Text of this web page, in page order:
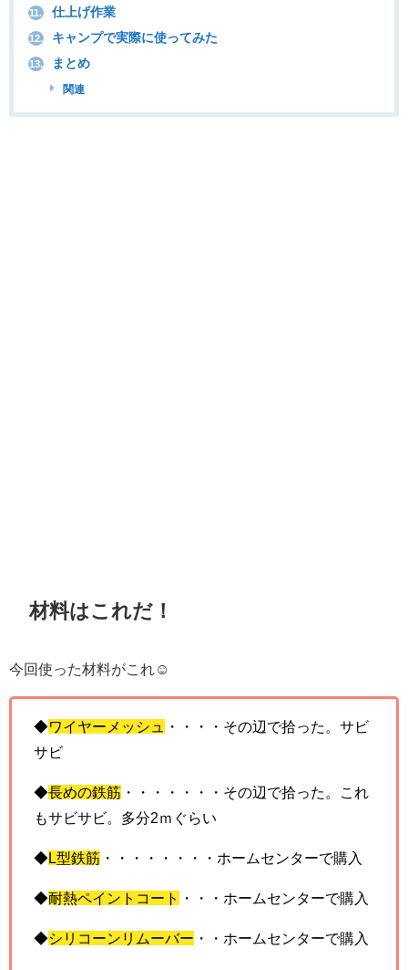
11. 仕上げ作業
12. キャンプで実際に使ってみた
13. まとめ
関連
材料はこれだ！
今回使った材料がこれ☺
◆ワイヤーメッシュ
・・・・その辺で拾った。サビ
サビ
◆長めの鉄筋 ・・・・・・・その辺で拾った。これ
もサビサビ。多分2ｍぐらい
◆L型鉄筋 ・・・・・・・・ホームセンターで購入
◆耐熱ペイントコート ・・・ホームセンターで購入
◆シリコーンリムーバー ・・ホームセンターで購入